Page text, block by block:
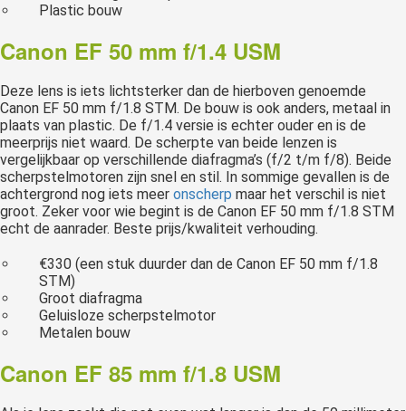
Plastic bouw
Canon EF 50 mm f/1.4 USM
Deze lens is iets lichtsterker dan de hierboven genoemde
Canon EF 50 mm f/1.8 STM. De bouw is ook anders, metaal in
plaats van plastic. De f/1.4 versie is echter ouder en is de
meerprijs niet waard. De scherpte van beide lenzen is
vergelijkbaar op verschillende diafragma’s (f/2 t/m f/8). Beide
scherpstelmotoren zijn snel en stil. In sommige gevallen is de
achtergrond nog iets meer onscherp maar het verschil is niet
groot. Zeker voor wie begint is de Canon EF 50 mm f/1.8 STM
echt de aanrader. Beste prijs/kwaliteit verhouding.
€330 (een stuk duurder dan de Canon EF 50 mm f/1.8
STM)
Groot diafragma
Geluisloze scherpstelmotor
Metalen bouw
Canon EF 85 mm f/1.8 USM